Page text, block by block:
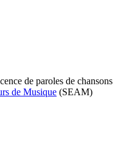
de paroles de chansons
de Musique (SEAM)